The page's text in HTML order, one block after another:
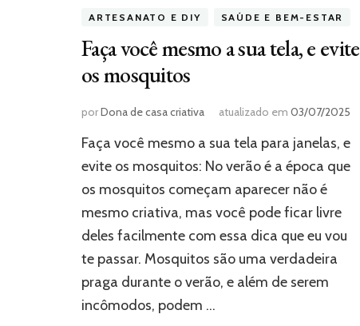
ARTESANATO E DIY SAÚDE E BEM-ESTAR
Faça você mesmo a sua tela, e evite
os mosquitos
porDona de casa criativa atualizado em 03/07/2025
Faça você mesmo a sua tela para janelas, e
evite os mosquitos: No verão é a época que
os mosquitos começam aparecer não é
mesmo criativa, mas você pode ficar livre
deles facilmente com essa dica que eu vou
te passar. Mosquitos são uma verdadeira
praga durante o verão, e além de serem
incômodos, podem …